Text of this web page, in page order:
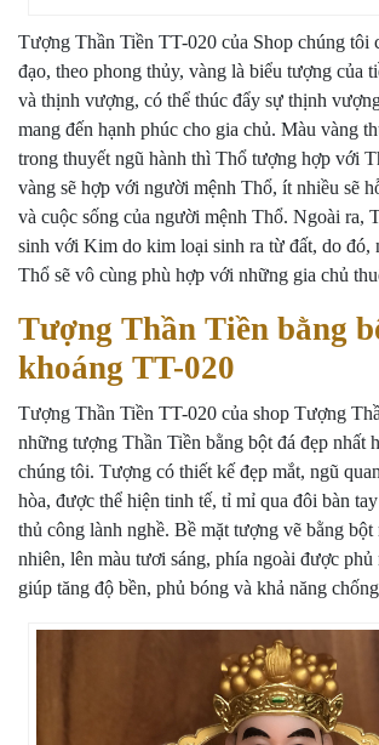
Tượng Thần Tiền TT-020 của Shop chúng tôi
đạo, theo phong thủy, vàng là biểu tượng của
và thịnh vượng, có thể thúc đẩy sự thịnh
mang đến hạnh phúc cho gia chủ. Màu vàng
trong thuyết ngũ hành thì Thổ tượng hợp với
vàng sẽ hợp với người mệnh Thổ, ít nhiều sẽ
và cuộc sống của người mệnh Thổ. Ngoài ra,
sinh với Kim do kim loại sinh ra từ đất, do đó,
Thổ sẽ vô cùng phù hợp với những gia chủ
Tượng Thần Tiền bằng
khoáng TT-020
Tượng Thần Tiền TT-020 của shop Tượng
những tượng Thần Tiền bằng bột đá đẹp nhất
chúng tôi. Tượng có thiết kế đẹp mắt, ngũ
hòa, được thể hiện tinh tế, tỉ mỉ qua đôi bàn
thủ công lành nghề. Bề mặt tượng vẽ bằng
nhiên, lên màu tươi sáng, phía ngoài được phủ
giúp tăng độ bền, phủ bóng và khả năng